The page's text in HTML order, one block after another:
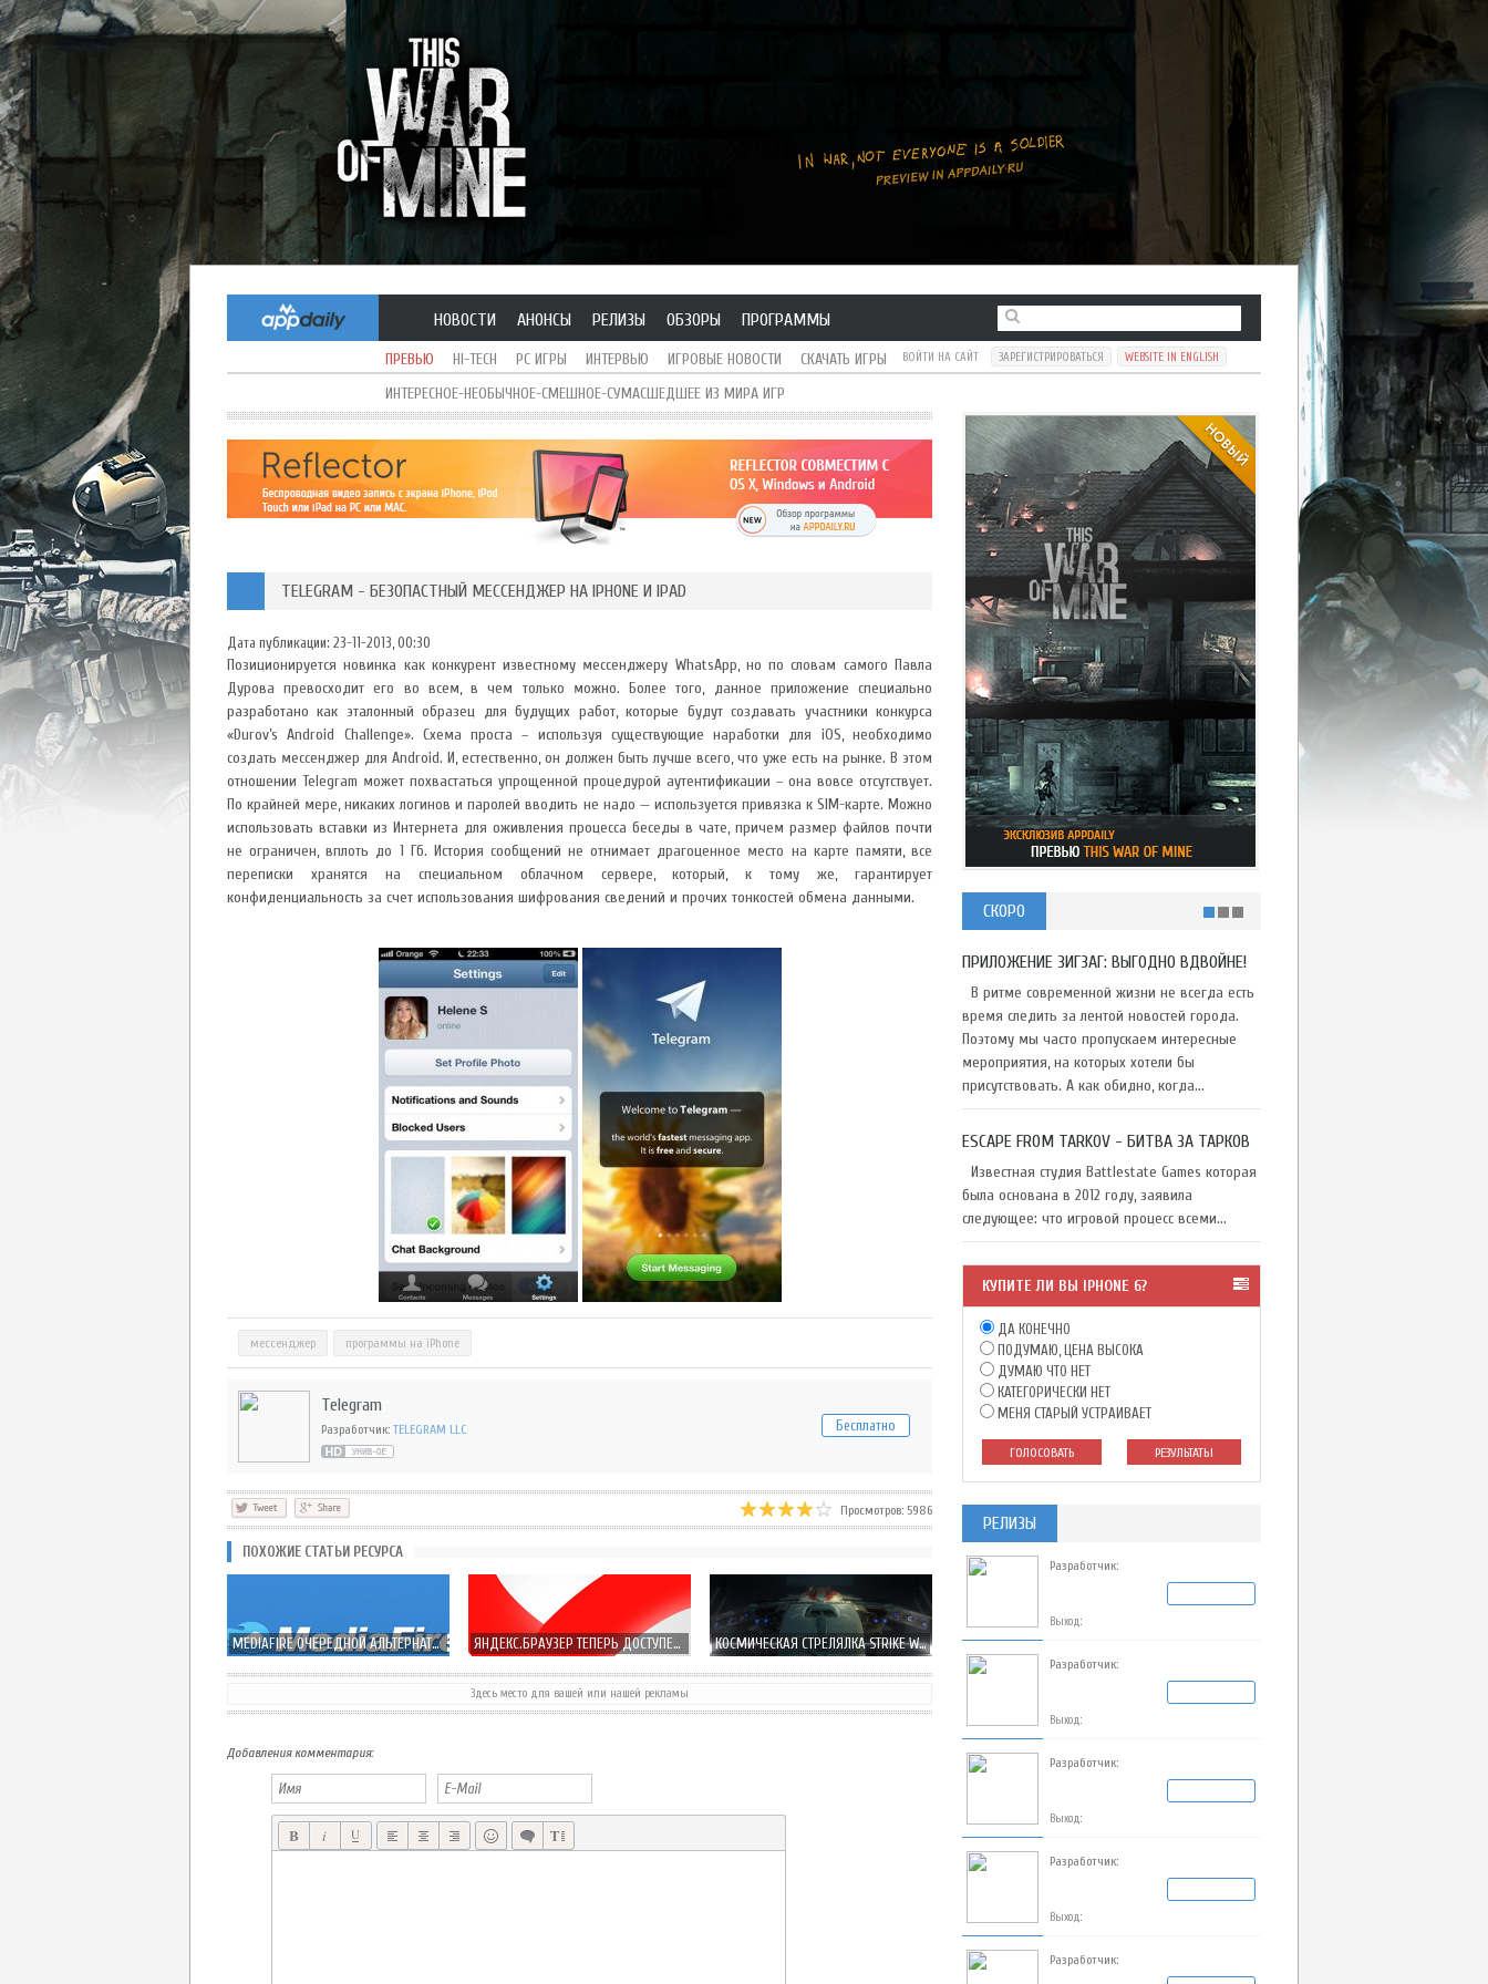
НОВОСТИ АНОНСЫ РЕЛИЗЫ ОБЗОРЫ ПРОГРАММЫ
ПРЕВЬЮ HI-TECH PC ИГРЫ ИНТЕРВЬЮ ИГРОВЫЕ НОВОСТИ
СКАЧАТЬ ИГРЫ
ИНТЕРЕСНОЕ-НЕОБЫЧНОЕ-СМЕШНОЕ-СУМАСШЕДШЕЕ ИЗ МИРА ИГР
ВОЙТИ НА САЙТ ЗАРЕГИСТРИРОВАТЬСЯ WEBSITE IN ENGLISH
TELEGRAM - БЕЗОПАСТНЫЙ МЕССЕНДЖЕР НА IPHONE И IPAD
Дата публикации: 23-11-2013, 00:30
Позиционируется новинка как конкурент известному мессенджеру WhatsApp, но по словам самого Павла
Дурова превосходит его во всем, в чем только можно. Более того, данное приложение специально
разработано как эталонный образец для будущих работ, которые будут создавать участники конкурса
«Durov’s Android Challenge». Схема проста – используя существующие наработки для iOS, необходимо
создать мессенджер для Android. И, естественно, он должен быть лучше всего, что уже есть на рынке. В этом
отношении Telegram может похвастаться упрощенной процедурой аутентификации – она вовсе отсутствует.
По крайней мере, никаких логинов и паролей вводить не надо — используется привязка к SIM-карте. Можно
использовать вставки из Интернета для оживления процесса беседы в чате, причем размер файлов почти
не ограничен, вплоть до 1 Гб. История сообщений не отнимает драгоценное место на карте памяти, все
переписки хранятся на специальном облачном сервере, который, к тому же, гарантирует
конфиденциальность за счет использования шифрования сведений и прочих тонкостей обмена данными.
мессенджер программы на iPhone
Telegram
Разработчик: TELEGRAM LLC Бесплатно
Просмотров: 5986
ПОХОЖИЕ СТАТЬИ РЕСУРСА
MEDIAFIRE ОЧЕРЕДНОЙ АЛЬТЕРНАТИВНЫЙ ОБЛАЧНЫЙ СЕРВИС ЯНДЕКС.БРАУЗЕР ТЕПЕРЬ ДОСТУПЕН И НА IPHONE КОСМИЧЕСКАЯ СТРЕЛЯЛКА STRIKE WING: RAPTOR RISING ДОСТУПНА В APP STORE
Здесь место для вашей или нашей рекламы
Добавления комментария:
СКОРО
ПРИЛОЖЕНИЕ ЗИГЗАГ: ВЫГОДНО ВДВОЙНЕ!
В ритме современной жизни не всегда есть
время следить за лентой новостей города.
Поэтому мы часто пропускаем интересные
мероприятия, на которых хотели бы
присутствовать. А как обидно, когда...
ESCAPE FROM TARKOV - БИТВА ЗА ТАРКОВ
Известная студия Battlestate Games которая
была основана в 2012 году, заявила
следующее: что игровой процесс всеми...
КУПИТЕ ЛИ ВЫ IPHONE 6?
ДА КОНЕЧНО
ПОДУМАЮ, ЦЕНА ВЫСОКА
ДУМАЮ ЧТО НЕТ
КАТЕГОРИЧЕСКИ НЕТ
МЕНЯ СТАРЫЙ УСТРАИВАЕТ
ГОЛОСОВАТЬ РЕЗУЛЬТАТЫ
РЕЛИЗЫ
Разработчик:
Выход:
Разработчик:
Выход:
Разработчик:
Выход:
Разработчик:
Выход:
Разработчик: